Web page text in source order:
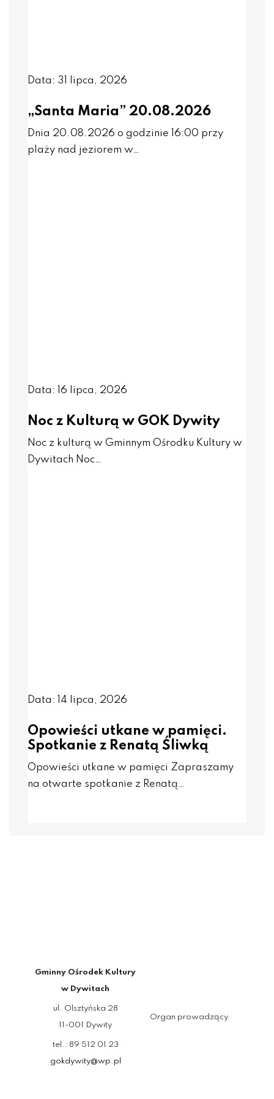
Data: 31 lipca, 2026
„Santa Maria” 20.08.2026
Dnia 20.08.2026 o godzinie 16:00 przy
plaży nad jeziorem w…
Data: 16 lipca, 2026
Noc z Kulturą w GOK Dywity
Noc z kulturą w Gminnym Ośrodku Kultury w
Dywitach Noc…
Data: 14 lipca, 2026
Opowieści utkane w pamięci.
Spotkanie z Renatą Śliwką
Opowieści utkane w pamięci Zapraszamy
na otwarte spotkanie z Renatą…
Gminny Ośrodek Kultury
w Dywitach
ul. Olsztyńska 28
11-001 Dywity
tel.: 89 512 01 23
gokdywity@wp.pl
Organ prowadzący